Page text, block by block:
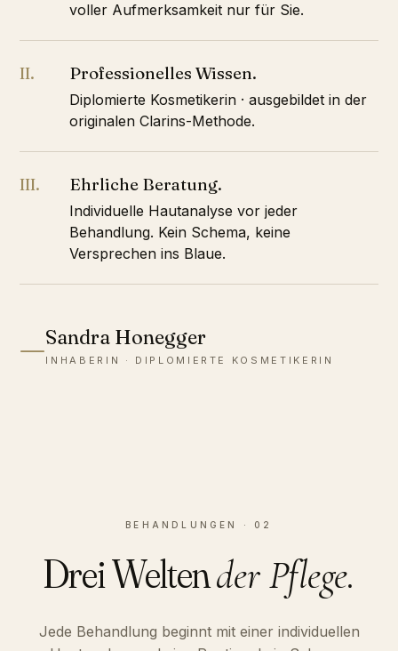
voller Aufmerksamkeit nur für Sie.
II. Professionelles Wissen.
Diplomierte Kosmetikerin · ausgebildet in der
originalen Clarins-Methode.
III. Ehrliche Beratung.
Individuelle Hautanalyse vor jeder
Behandlung. Kein Schema, keine
Versprechen ins Blaue.
—Sandra Honegger
INHABERIN · DIPLOMIERTE KOSMETIKERIN
BEHANDLUNGEN · 02
Drei Weltender Pflege.
Jede Behandlung beginnt mit einer individuellen